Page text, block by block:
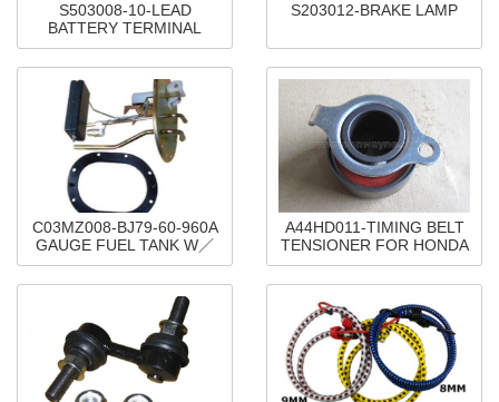
S503008-10-LEAD
BATTERY TERMINAL
S203012-BRAKE LAMP
C03MZ008-BJ79-60-960A
GAUGE FUEL TANK W／
SENSOR FOR MAZDA 323
E5
A44HD011-TIMING BELT
TENSIONER FOR HONDA
CIVIC